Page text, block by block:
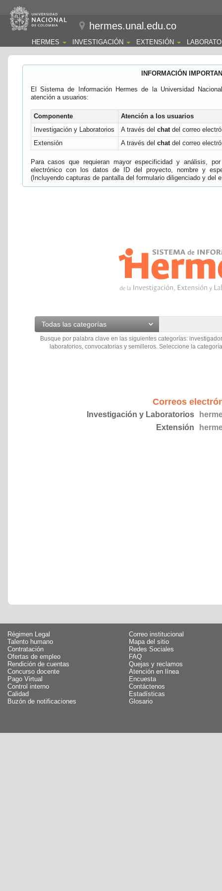
hermes.unal.edu.co
HERMES INVESTIGACIÓN EXTENSIÓN
INFORMACIÓN
El Sistema de Información Hermes de la Universidad
atención a usuarios:
Componente
Atención a los usuarios
Investigación y Laboratorios
A través del chatdel correo
Extensión
A través del chatdel correo
Para casos que requieran mayor especificidad y análisis,
electrónico con los datos de ID del proyecto, nombre y
(Incluyendo capturas de pantalla del formulario diligenciado y del
Todas las categorías
Busque por palabra clave en las siguientes categorías:
laboratorios, convocatorias y semilleros. Seleccione la
Correos
Investigación y Laboratorios
Extensión
Régimen Legal
Talento humano
Contratación
Ofertas de empleo
Rendición de cuentas
Concurso docente
Pago Virtual
Control interno
Calidad
Buzón de notificaciones
Correo institucional
Mapa del sitio
Redes Sociales
FAQ
Quejas y reclamos
Atención en línea
Encuesta
Contáctenos
Estadísticas
Glosario